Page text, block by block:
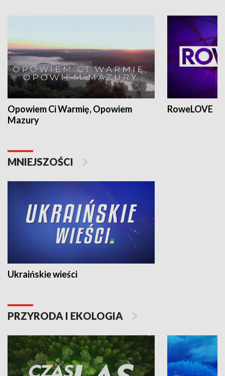
Opowiem Ci Warmię, Opowiem
Mazury
RoweLOVE
MNIEJSZOŚCI
Ukraińskie wieści
PRZYRODA I EKOLOGIA